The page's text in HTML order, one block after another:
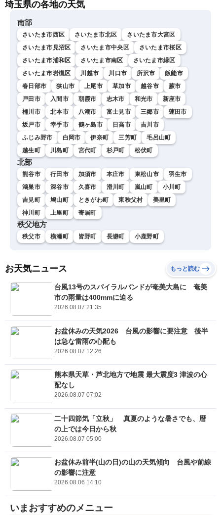
埼玉県の各地の天気
南部
さいたま市西区 さいたま市北区
さいたま市大宮区
さいたま市見沼区
さいたま市中央区
さいたま市桜区
さいたま市浦和区
さいたま市南区
さいたま市緑区
さいたま市岩槻区
川越市 川口市 所沢市
飯能市
春日部市
狭山市 上尾市 草加市 越谷市
蕨市
戸田市
入間市 朝霞市 志木市 和光市
新座市
桶川市
北本市 八潮市 富士見市 三郷市
蓮田市
坂戸市
幸手市 鶴ヶ島市 日高市
吉川市
ふじみ野市
白岡市 伊奈町 三芳町
毛呂山町
越生町
川島町 宮代町 杉戸町 松伏町
北部
熊谷市 行田市 加須市 本庄市 東松山市
羽生市
鴻巣市
深谷市 久喜市 滑川町 嵐山町
小川町
吉見町
鳩山町 ときがわ町 東秩父村
美里町
神川町
上里町 寄居町
秩父地方
秩父市 横瀬町 皆野町 長瀞町 小鹿野町
お天気ニュース もっと読む
台風13号のスパイラルバンドが奄美大島に 奄美
市の雨量は400mmに迫る
2026.08.07 21:35
お盆休みの天気2026 台風の影響に要注意 後半
は急な雷雨の心配も
2026.08.07 12:26
熊本県天草・芦北地方で地震 最大震度3 津波の心
配なし
2026.08.07 07:02
二十四節気「立秋」 真夏のような暑さでも、暦
の上では今日から秋
2026.08.07 05:00
お盆休み前半(山の日)の山の天気傾向 台風や前線
の影響に注意
2026.08.06 14:10
いまおすすめのメニュー